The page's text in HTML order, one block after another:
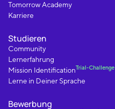
Tomorrow Academy
Karriere
Studieren
Community
Lernerfahrung
Mission IdentificationTrial-Challenge
Lerne in Deiner Sprache
Bewerbung